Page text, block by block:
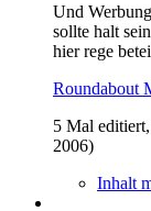
Und
sollte halt
hier rege
Roundabout
5 Mal
2006)
Inhalt